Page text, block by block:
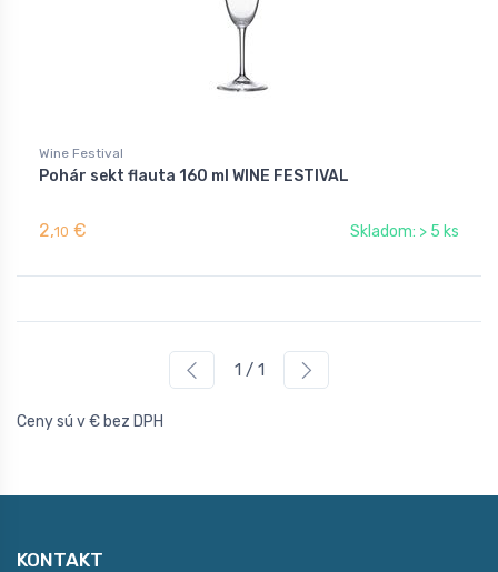
Wine Festival
Pohár sekt flauta 160 ml WINE FESTIVAL
2,10 € Skladom: > 5 ks
1 / 1
Ceny sú v € bez DPH
KONTAKT